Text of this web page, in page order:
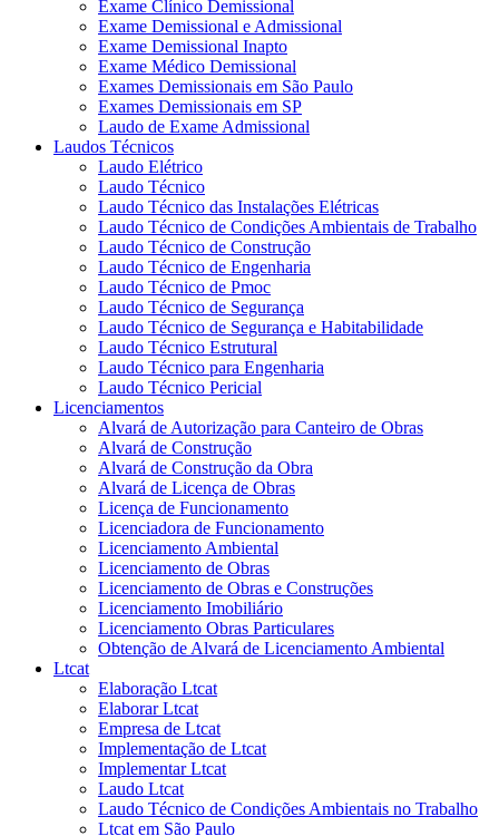
Exame Clínico Demissional
Exame Demissional e Admissional
Exame Demissional Inapto
Exame Médico Demissional
Exames Demissionais em São Paulo
Exames Demissionais em SP
Laudo de Exame Admissional
Laudos Técnicos
Laudo Elétrico
Laudo Técnico
Laudo Técnico das Instalações Elétricas
Laudo Técnico de Condições Ambientais de Trabalho
Laudo Técnico de Construção
Laudo Técnico de Engenharia
Laudo Técnico de Pmoc
Laudo Técnico de Segurança
Laudo Técnico de Segurança e Habitabilidade
Laudo Técnico Estrutural
Laudo Técnico para Engenharia
Laudo Técnico Pericial
Licenciamentos
Alvará de Autorização para Canteiro de Obras
Alvará de Construção
Alvará de Construção da Obra
Alvará de Licença de Obras
Licença de Funcionamento
Licenciadora de Funcionamento
Licenciamento Ambiental
Licenciamento de Obras
Licenciamento de Obras e Construções
Licenciamento Imobiliário
Licenciamento Obras Particulares
Obtenção de Alvará de Licenciamento Ambiental
Ltcat
Elaboração Ltcat
Elaborar Ltcat
Empresa de Ltcat
Implementação de Ltcat
Implementar Ltcat
Laudo Ltcat
Laudo Técnico de Condições Ambientais no Trabalho
Ltcat em São Paulo